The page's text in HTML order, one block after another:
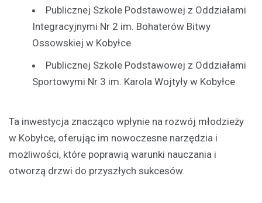
Publicznej Szkole Podstawowej z Oddziałami
Integracyjnymi Nr 2 im. Bohaterów Bitwy
Ossowskiej w Kobyłce
Publicznej Szkole Podstawowej z Oddziałami
Sportowymi Nr 3 im. Karola Wojtyły w Kobyłce
Ta inwestycja znacząco wpłynie na rozwój młodzieży
w Kobyłce, oferując im nowoczesne narzędzia i
możliwości, które poprawią warunki nauczania i
otworzą drzwi do przyszłych sukcesów.